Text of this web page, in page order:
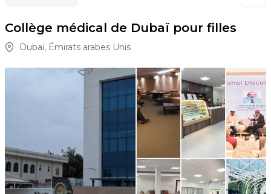
Collège médical de Dubaï pour filles
Dubaï, Émirats arabes Unis